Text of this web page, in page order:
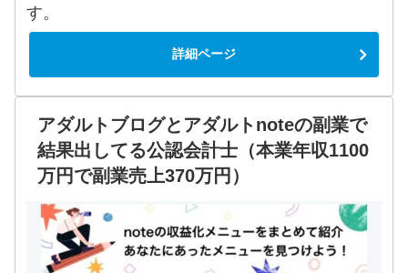
す。
詳細ページ
アダルトブログとアダルトnoteの副業で
結果出してる公認会計士（本業年収1100
万円で副業売上370万円）